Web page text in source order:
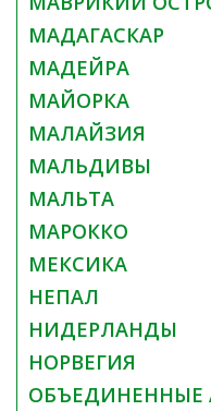
МАДАГАСКАР
МАДЕЙРА
МАЙОРКА
МАЛАЙЗИЯ
МАЛЬДИВЫ
МАЛЬТА
МАРОККО
МЕКСИКА
НЕПАЛ
НИДЕРЛАНДЫ
НОРВЕГИЯ
ОБЪЕДИНЕННЫЕ